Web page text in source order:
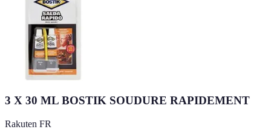
3 X 30 ML BOSTIK SOUDURE RAPIDEMENT
Rakuten FR